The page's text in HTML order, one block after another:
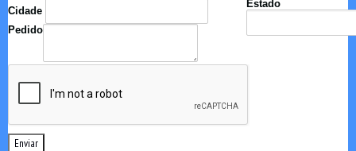
Cidade
Estado
Pedido
Enviar